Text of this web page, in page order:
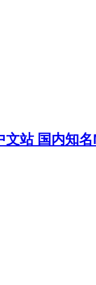
文站 国内知